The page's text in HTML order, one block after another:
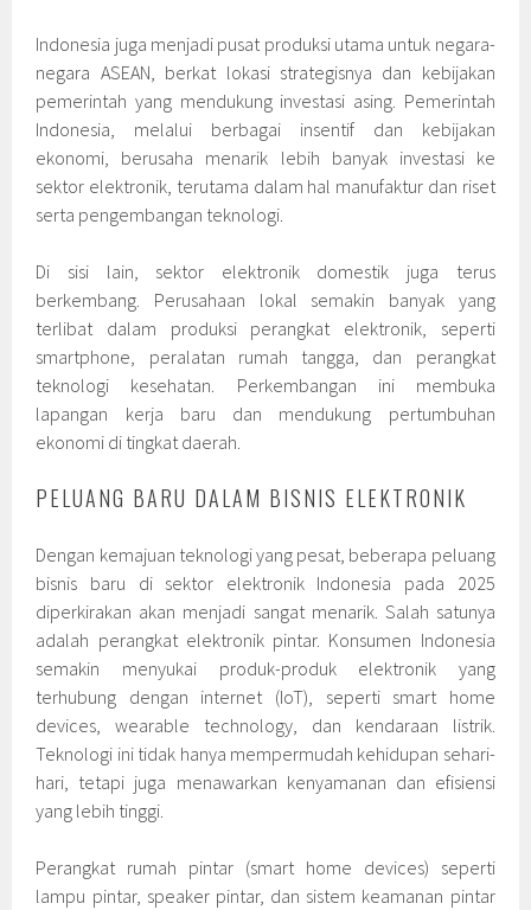
Indonesia juga menjadi pusat produksi utama untuk negara-
negara ASEAN, berkat lokasi strategisnya dan kebijakan
pemerintah yang mendukung investasi asing. Pemerintah
Indonesia, melalui berbagai insentif dan kebijakan
ekonomi, berusaha menarik lebih banyak investasi ke
sektor elektronik, terutama dalam hal manufaktur dan riset
serta pengembangan teknologi.
Di sisi lain, sektor elektronik domestik juga terus
berkembang. Perusahaan lokal semakin banyak yang
terlibat dalam produksi perangkat elektronik, seperti
smartphone, peralatan rumah tangga, dan perangkat
teknologi kesehatan. Perkembangan ini membuka
lapangan kerja baru dan mendukung pertumbuhan
ekonomi di tingkat daerah.
PELUANG BARU DALAM BISNIS ELEKTRONIK
Dengan kemajuan teknologi yang pesat, beberapa peluang
bisnis baru di sektor elektronik Indonesia pada 2025
diperkirakan akan menjadi sangat menarik. Salah satunya
adalah perangkat elektronik pintar. Konsumen Indonesia
semakin menyukai produk-produk elektronik yang
terhubung dengan internet (IoT), seperti smart home
devices, wearable technology, dan kendaraan listrik.
Teknologi ini tidak hanya mempermudah kehidupan sehari-
hari, tetapi juga menawarkan kenyamanan dan efisiensi
yang lebih tinggi.
Perangkat rumah pintar (smart home devices) seperti
lampu pintar, speaker pintar, dan sistem keamanan pintar